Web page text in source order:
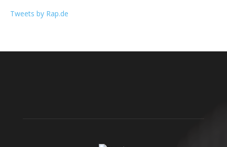
Tweets by Rap.de